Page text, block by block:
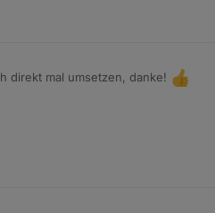
direkt mal umsetzen, danke!
AN ist?